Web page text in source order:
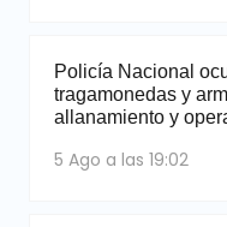
Policía Nacional
tragamonedas y
allanamiento y
5 Ago a las 19:02